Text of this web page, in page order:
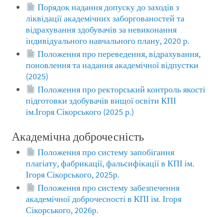
Порядок надання допуску до заходів з
ліквідації академічних заборгованостей та
відрахування здобувачів за невиконання
індивідуального навчального плану, 2020 р.
Положення про переведення, відрахування,
поновлення та надання академічної відпустки
(2025)
Положення про ректорський контроль якості
підготовки здобувачів вищої освіти КПІ
ім.Ігоря Сікорського (2025 р.)
Академічна доброчесність
Положення про систему запобігання
плагіату, фабрикації, фальсифікації в КПІ ім.
Ігоря Сікорського, 2025р.
Положення про систему забезпечення
академічної доброчесності в КПІ ім. Ігоря
Сікорського, 2026р.